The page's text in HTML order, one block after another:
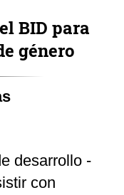
BID para
género
desarrollo -
con